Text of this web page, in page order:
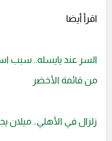
اقرأ أيضا
السر عند يايسله.. سبب
من قائمة الأخضر
زلزال في الأهلي.. ميلان